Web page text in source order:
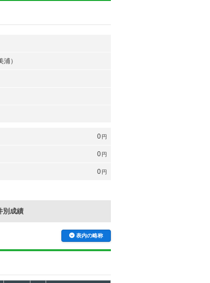
浦）
0 円
0 円
0 円
別成績
表内の略称